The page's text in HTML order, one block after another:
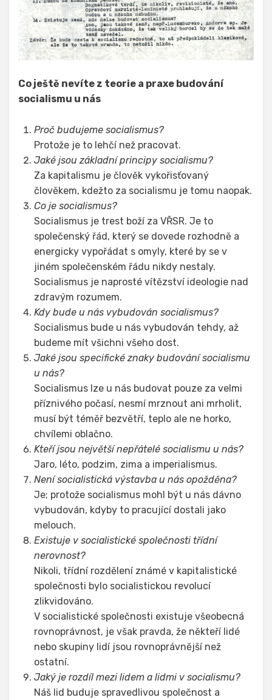
Co ještě nevíte z teorie a praxe budování
socialismu u nás
Proč budujeme socialismus?
Protože je to lehčí než pracovat.
Jaké jsou základní principy socialismu?
Za kapitalismu je člověk vykořisťovaný
člověkem, kdežto za socialismu je tomu naopak.
Co je socialismus?
Socialismus je trest boží za VŘSR. Je to
společenský řád, který se dovede rozhodně a
energicky vypořádat s omyly, které by se v
jiném společenském řádu nikdy nestaly.
Socialismus je naprosté vítězství ideologie nad
zdravým rozumem.
Kdy bude u nás vybudován socialismus?
Socialismus bude u nás vybudován tehdy, až
budeme mít všichni všeho dost.
Jaké jsou specifické znaky budování socialismu
u nás?
Socialismus lze u nás budovat pouze za velmi
příznivého počasí, nesmí mrznout ani mrholit,
musí být téměř bezvětří, teplo ale ne horko,
chvílemi oblačno.
Kteří jsou největší nepřátelé socialismu u nás?
Jaro, léto, podzim, zima a imperialismus.
Není socialistická výstavba u nás opožděna?
Je; protože socialismus mohl být u nás dávno
vybudován, kdyby to pracující dostali jako
melouch.
Existuje v socialistické společnosti třídní
nerovnost?
Nikoli, třídní rozdělení známé v kapitalistické
společnosti bylo socialistickou revolucí
zlikvidováno.
V socialistické společnosti existuje všeobecná
rovnoprávnost, je však pravda, že někteří lidé
nebo skupiny lidí jsou rovnoprávnější než
ostatní.
Jaký je rozdíl mezi lidem a lidmi v socialismu?
Náš lid buduje spravedlivou společnost a